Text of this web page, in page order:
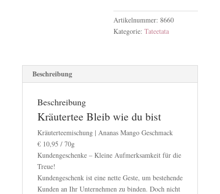
Artikelnummer: 8660
Kategorie:Tateetata
Beschreibung
Beschreibung
Kräutertee Bleib wie du bist
Kräuterteemischung | Ananas Mango Geschmack
€ 10,95 / 70g
Kundengeschenke – Kleine Aufmerksamkeit für die
Treue!
Kundengeschenk ist eine nette Geste, um bestehende
Kunden an Ihr Unternehmen zu binden. Doch nicht